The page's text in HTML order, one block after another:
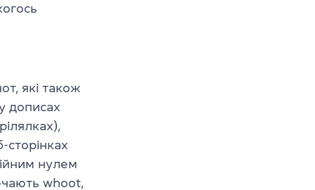
які також
дописах
),
сторінках
нулем
whoot,